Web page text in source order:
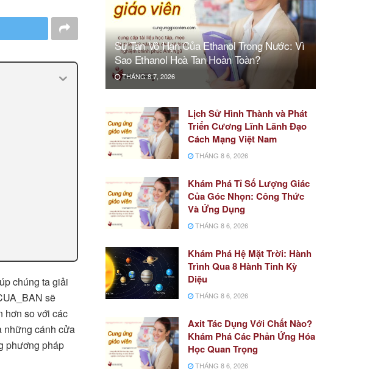
chúng ta giải
sẽ
hơn so với các
những cánh cửa
phương pháp
Sự Tan Vô Hạn Của Ethanol Trong Nước: Vì
Sao Ethanol Hoà Tan Hoàn Toàn?
THÁNG 8 7, 2026
Lịch Sử Hình Thành và Phát
Triển Cương Lĩnh Lãnh Đạo
Cách Mạng Việt Nam
THÁNG 8 6, 2026
Khám Phá Tỉ Số Lượng Giác
Của Góc Nhọn: Công Thức
Và Ứng Dụng
THÁNG 8 6, 2026
Khám Phá Hệ Mặt Trời: Hành
Trình Qua 8 Hành Tinh Kỳ
Diệu
THÁNG 8 6, 2026
Axit Tác Dụng Với Chất Nào?
Khám Phá Các Phản Ứng Hóa
Học Quan Trọng
THÁNG 8 6, 2026